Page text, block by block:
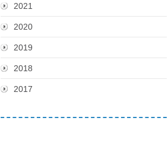
2021
2020
2019
2018
2017